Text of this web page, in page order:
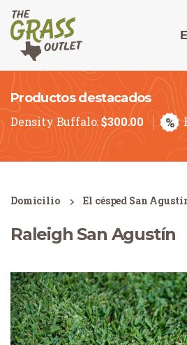
Productos destacados
Density Buffalo:$300.00 %
Domicilio El césped San
Raleigh San Agustín